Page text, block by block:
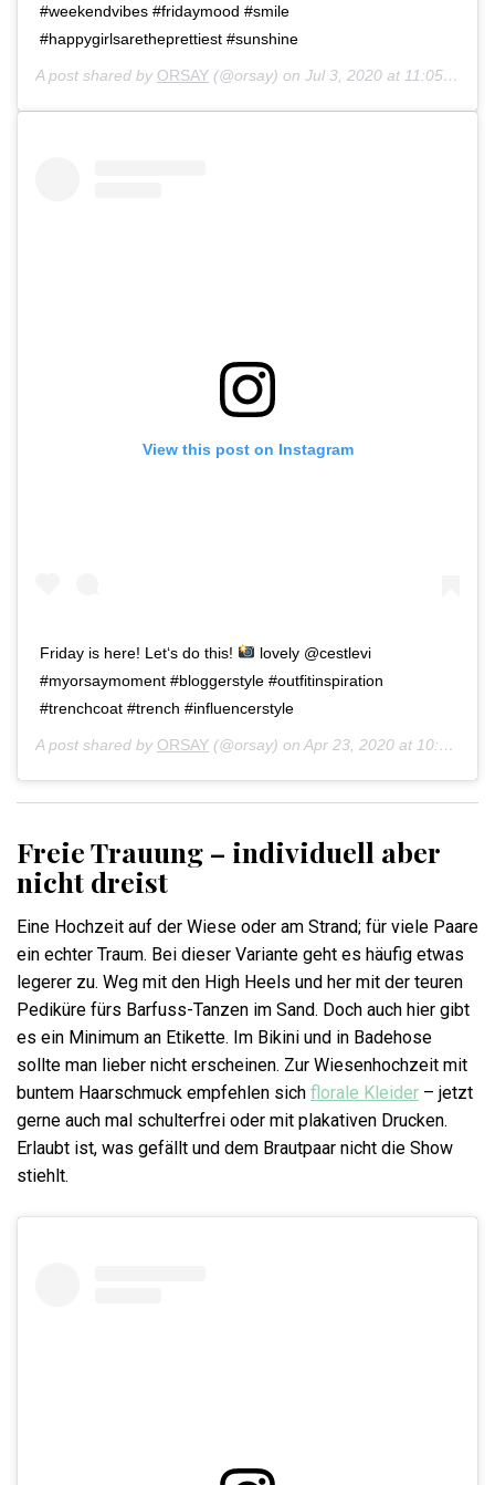
#weekendvibes #fridaymood #smile
#happygirlsaretheprettiest #sunshine
A post shared by ORSAY (@orsay) on Jul 3, 2020 at 11:05am PDT
View this post on Instagram
Friday is here! Let‘s do this!
lovely @cestlevi
#myorsaymoment #bloggerstyle #outfitinspiration
#trenchcoat #trench #influencerstyle
A post shared by ORSAY (@orsay) on Apr 23, 2020 at 10:34pm PDT
Freie Trauung – individuell aber
nicht dreist
Eine Hochzeit auf der Wiese oder am Strand; für viele Paare
ein echter Traum. Bei dieser Variante geht es häufig etwas
legerer zu. Weg mit den High Heels und her mit der teuren
Pediküre fürs Barfuss-Tanzen im Sand. Doch auch hier gibt
es ein Minimum an Etikette. Im Bikini und in Badehose
sollte man lieber nicht erscheinen. Zur Wiesenhochzeit mit
buntem Haarschmuck empfehlen sich florale Kleider – jetzt
gerne auch mal schulterfrei oder mit plakativen Drucken.
Erlaubt ist, was gefällt und dem Brautpaar nicht die Show
stiehlt.